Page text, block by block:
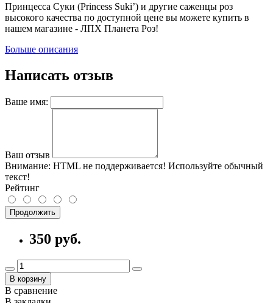
Принцесса Суки (Princess Suki’) и другие саженцы роз
высокого качества по доступной цене вы можете купить в
нашем магазине - ЛПХ Планета Роз!
Больше описания
Написать отзыв
Ваше имя:
Ваш отзыв
Внимание: HTML не поддерживается! Используйте обычный
текст!
Рейтинг
Продолжить
350 руб.
В корзину
В сравнение